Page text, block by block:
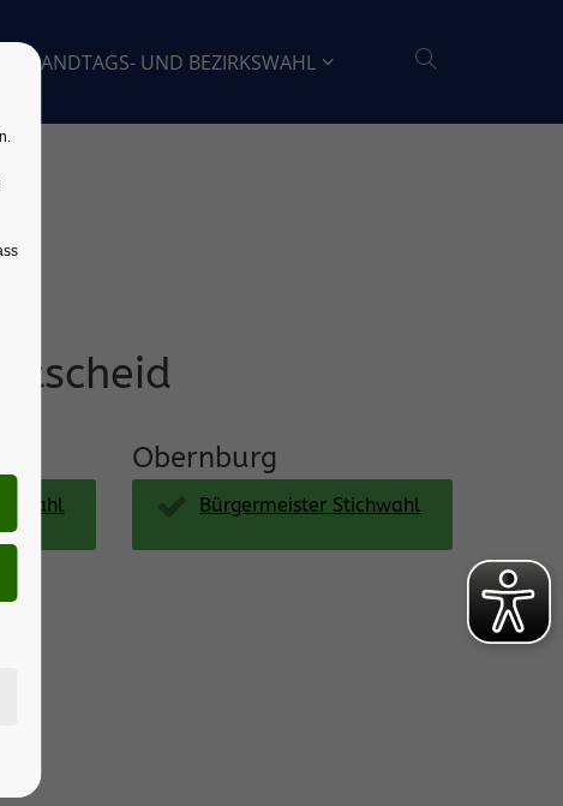
LANDTAGS- UND BEZIRKSWAHL
Obernburg
Bürgermeister Stichwahl